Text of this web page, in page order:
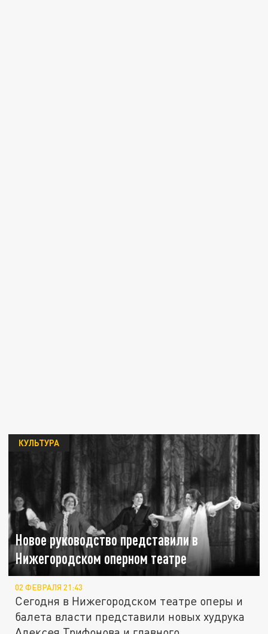
Новое руководство представили в
Нижегородском оперном театре
КУЛЬТУРА
02 ФЕВРАЛЯ 21:43
Сегодня в Нижегородском театре оперы и
балета власти представили новых худрука